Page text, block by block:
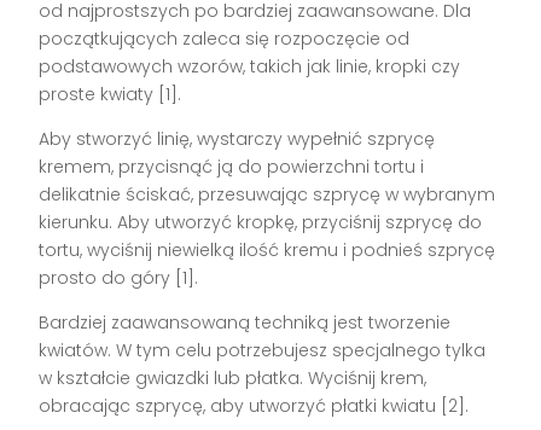
od najprostszych po bardziej zaawansowane. Dla
początkujących zaleca się rozpoczęcie od
podstawowych wzorów, takich jak linie, kropki czy
proste kwiaty [1].
Aby stworzyć linię, wystarczy wypełnić szprycę
kremem, przycisnąć ją do powierzchni tortu i
delikatnie ściskać, przesuwając szprycę w wybranym
kierunku. Aby utworzyć kropkę, przyciśnij szprycę do
tortu, wyciśnij niewielką ilość kremu i podnieś szprycę
prosto do góry [1].
Bardziej zaawansowaną techniką jest tworzenie
kwiatów. W tym celu potrzebujesz specjalnego tylka
w kształcie gwiazdki lub płatka. Wyciśnij krem,
obracając szprycę, aby utworzyć płatki kwiatu [2].